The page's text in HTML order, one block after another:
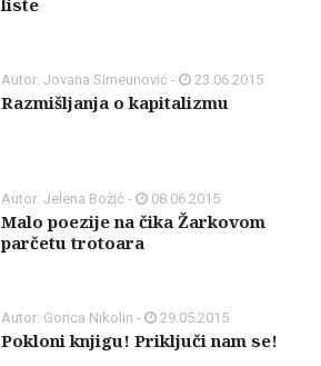
liste
Autor: Jovana Simeunović - 23.06.2015
Razmišljanja o kapitalizmu
Autor: Jelena Božić - 08.06.2015
Malo poezije na čika Žarkovom
parčetu trotoara
Autor: Gorica Nikolin - 29.05.2015
Pokloni knjigu! Priključi nam se!